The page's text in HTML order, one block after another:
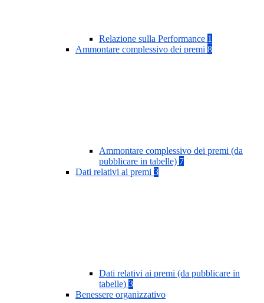
Relazione sulla Performance 1
Ammontare complessivo dei premi 8
Ammontare complessivo dei premi (da
pubblicare in tabelle) 7
Dati relativi ai premi 3
Dati relativi ai premi (da pubblicare in
tabelle) 3
Benessere organizzativo